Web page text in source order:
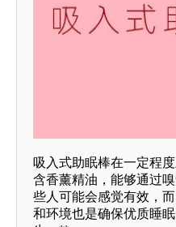
吸入式助眠棒在一定程
含香薰精油，能够通过
些人可能会感觉有效，
和环境也是确保优质睡